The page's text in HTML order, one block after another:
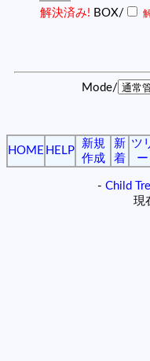
解決済み! BOX/
Mode/
HOME HELP
新規
作成
新
着
ツ
ー
- Child
現